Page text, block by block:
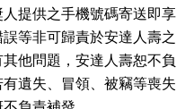
提供之手機號碼寄送即享
等非可歸責於安達人壽之
他問題，安達人壽恕不負
遺失、冒領、被竊等喪失